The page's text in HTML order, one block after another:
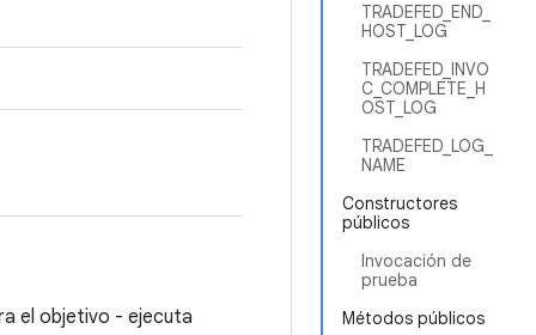
TRADEFED_END_
HOST_LOG
TRADEFED_INVO
C_COMPLETE_H
OST_LOG
TRADEFED_LOG_
NAME
Constructores
públicos
Invocación de
prueba
Métodos públicos
el objetivo - ejecuta